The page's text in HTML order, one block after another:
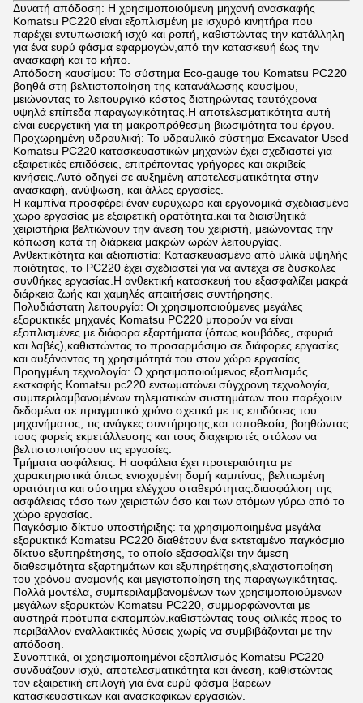
Δυνατή απόδοση: Η χρησιμοποιούμενη μηχανή ανασκαφής
Komatsu PC220 είναι εξοπλισμένη με ισχυρό κινητήρα που
παρέχει εντυπωσιακή ισχύ και ροπή, καθιστώντας την κατάλληλη
για ένα ευρύ φάσμα εφαρμογών,από την κατασκευή έως την
ανασκαφή και το κήπο.
Απόδοση καυσίμου: Το σύστημα Eco-gauge του Komatsu PC220
βοηθά στη βελτιστοποίηση της κατανάλωσης καυσίμου,
μειώνοντας το λειτουργικό κόστος διατηρώντας ταυτόχρονα
υψηλά επίπεδα παραγωγικότητας.Η αποτελεσματικότητα αυτή
είναι ευεργετική για τη μακροπρόθεσμη βιωσιμότητα του έργου.
Προχωρημένη υδραυλική: Το υδραυλικό σύστημα Excavator Used
Komatsu PC220 κατασκευαστικών μηχανών έχει σχεδιαστεί για
εξαιρετικές επιδόσεις, επιτρέποντας γρήγορες και ακριβείς
κινήσεις.Αυτό οδηγεί σε αυξημένη αποτελεσματικότητα στην
ανασκαφή, ανύψωση, και άλλες εργασίες.
Η καμπίνα προσφέρει έναν ευρύχωρο και εργονομικά σχεδιασμένο
χώρο εργασίας με εξαιρετική ορατότητα.και τα διαισθητικά
χειριστήρια βελτιώνουν την άνεση του χειριστή, μειώνοντας την
κόπωση κατά τη διάρκεια μακρών ωρών λειτουργίας.
Ανθεκτικότητα και αξιοπιστία: Κατασκευασμένο από υλικά υψηλής
ποιότητας, το PC220 έχει σχεδιαστεί για να αντέχει σε δύσκολες
συνθήκες εργασίας.Η ανθεκτική κατασκευή του εξασφαλίζει μακρά
διάρκεια ζωής και χαμηλές απαιτήσεις συντήρησης.
Πολυδιάστατη λειτουργία: Οι χρησιμοποιούμενες μεγάλες
εξορυκτικές μηχανές Komatsu PC220 μπορούν να είναι
εξοπλισμένες με διάφορα εξαρτήματα (όπως κουβάδες, σφυριά
και λαβές),καθιστώντας το προσαρμόσιμο σε διάφορες εργασίες
και αυξάνοντας τη χρησιμότητά του στον χώρο εργασίας.
Προηγμένη τεχνολογία: Ο χρησιμοποιούμενος εξοπλισμός
εκσκαφής Komatsu pc220 ενσωματώνει σύγχρονη τεχνολογία,
συμπεριλαμβανομένων τηλεματικών συστημάτων που παρέχουν
δεδομένα σε πραγματικό χρόνο σχετικά με τις επιδόσεις του
μηχανήματος, τις ανάγκες συντήρησης,και τοποθεσία, βοηθώντας
τους φορείς εκμετάλλευσης και τους διαχειριστές στόλων να
βελτιστοποιήσουν τις εργασίες.
Τμήματα ασφάλειας: Η ασφάλεια έχει προτεραιότητα με
χαρακτηριστικά όπως ενισχυμένη δομή καμπίνας, βελτιωμένη
ορατότητα και σύστημα ελέγχου σταθερότητας.διασφάλιση της
ασφάλειας τόσο των χειριστών όσο και των ατόμων γύρω από το
χώρο εργασίας.
Παγκόσμιο δίκτυο υποστήριξης: τα χρησιμοποιημένα μεγάλα
εξορυκτικά Komatsu PC220 διαθέτουν ένα εκτεταμένο παγκόσμιο
δίκτυο εξυπηρέτησης, το οποίο εξασφαλίζει την άμεση
διαθεσιμότητα εξαρτημάτων και εξυπηρέτησης,ελαχιστοποίηση
του χρόνου αναμονής και μεγιστοποίηση της παραγωγικότητας.
Πολλά μοντέλα, συμπεριλαμβανομένων των χρησιμοποιούμενων
μεγάλων εξορυκτών Komatsu PC220, συμμορφώνονται με
αυστηρά πρότυπα εκπομπών.καθιστώντας τους φιλικές προς το
περιβάλλον εναλλακτικές λύσεις χωρίς να συμβιβάζονται με την
απόδοση.
Συνοπτικά, οι χρησιμοποιημένοι εξοπλισμός Komatsu PC220
συνδυάζουν ισχύ, αποτελεσματικότητα και άνεση, καθιστώντας
τον εξαιρετική επιλογή για ένα ευρύ φάσμα βαρέων
κατασκευαστικών και ανασκαφικών εργασιών.